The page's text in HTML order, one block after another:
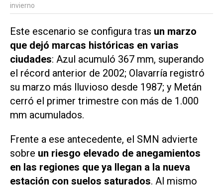
invierno
Este escenario se configura tras un marzo
que dejó marcas históricas en varias
ciudades: Azul acumuló 367 mm, superando
el récord anterior de 2002; Olavarría registró
su marzo más lluvioso desde 1987; y Metán
cerró el primer trimestre con más de 1.000
mm acumulados.
Frente a ese antecedente, el SMN advierte
sobre un riesgo elevado de anegamientos
en las regiones que ya llegan a la nueva
estación con suelos saturados. Al mismo